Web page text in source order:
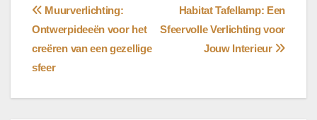
Bericht
navigatie
Habitat Tafellamp: Een
Sfeervolle Verlichting voor
Jouw Interieur
Muurverlichting:
Ontwerpideeën voor het
creëren van een gezellige
sfeer